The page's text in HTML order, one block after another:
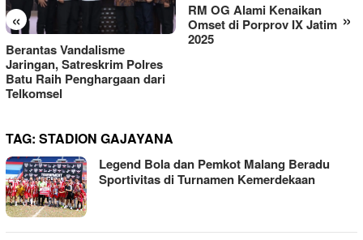
« »
Berantas Vandalisme
Jaringan, Satreskrim Polres
Batu Raih Penghargaan dari
Telkomsel
RM OG Alami Kenaikan
Omset di Porprov IX Jatim
2025
TAG: STADION GAJAYANA
Legend Bola dan Pemkot Malang Beradu
Sportivitas di Turnamen Kemerdekaan